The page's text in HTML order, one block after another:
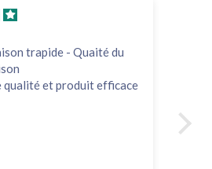
trapide - Quaité du
qualité et produit efficace